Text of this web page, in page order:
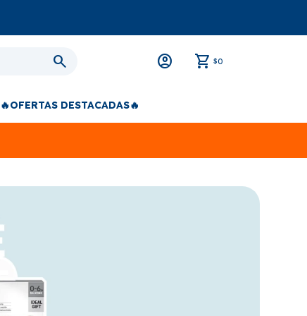
$0
🔥OFERTAS DESTACADAS🔥